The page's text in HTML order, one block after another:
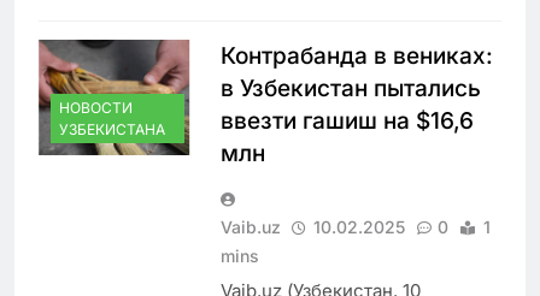
НОВОСТИ
УЗБЕКИСТАНА
Контрабанда в вениках:
в Узбекистан пытались
ввезти гашиш на $16,6
млн
Vaib.uz 10.02.2025 0
1
mins
Vaib.uz (Узбекистан. 10